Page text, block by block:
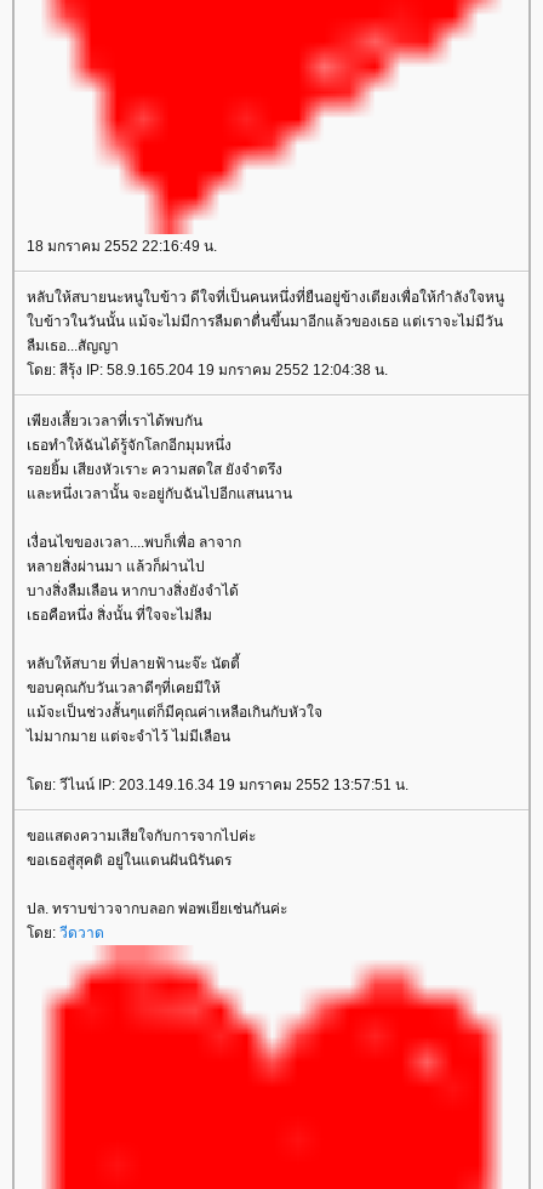
18 มกราคม 2552 22:16:49 น.
หลับให้สบายนะหนูใบข้าว ดีใจที่เป็นคนหนึ่งที่ยืนอยู่ข้างเตียงเพื่อให้กำลังใจหนู
บข้าวในวันนั้น แม้จะไม่มีการลืมตาตื่นขึ้นมาอีกแล้วของเธอ แต่เราจะไม่มีวัน
ลืมเธอ...สัญญา
ดย: สีรุ้ง IP: 58.9.165.204 19 มกราคม 2552 12:04:38 น.
เพียงเสี้ยวเวลาที่เราได้พบกัน
เธอทำให้ฉันได้รู้จักโลกอีกมุมหนึ่ง
รอยยิ้ม เสียงหัวเราะ ความสดใส ยังจำตรึง
ละหนึ่งเวลานั้น จะอยู่กับฉันไปอีกแสนนาน
เงื่อนไขของเวลา....พบก็เพื่อ ลาจาก
หลายสิ่งผ่านมา แล้วก็ผ่านไป
บางสิ่งลืมเลือน หากบางสิ่งยังจำได้
เธอคือหนึ่ง สิ่งนั้น ที่ใจจะไม่ลืม
หลับให้สบาย ที่ปลายฟ้านะจ๊ะ นัตตี้
ขอบคุณกับวันเวลาดีๆที่เคยมีให้
ม้จะเป็นช่วงสั้นๆแต่ก็มีคุณค่าเหลือเกินกับหัวใจ
ไม่มากมาย แต่จะจำไว้ ไม่มีเลือน
ดย: วีไนน์ IP: 203.149.16.34 19 มกราคม 2552 13:57:51 น.
ขอแสดงความเสียใจกับการจากไปค่ะ
ขอเธอสู่สุคติ อยู่ในแดนฝันนิรันดร
ปล. ทราบข่าวจากบลอก พ่อพเยียเช่นกันค่ะ
ดย: วีดวาด